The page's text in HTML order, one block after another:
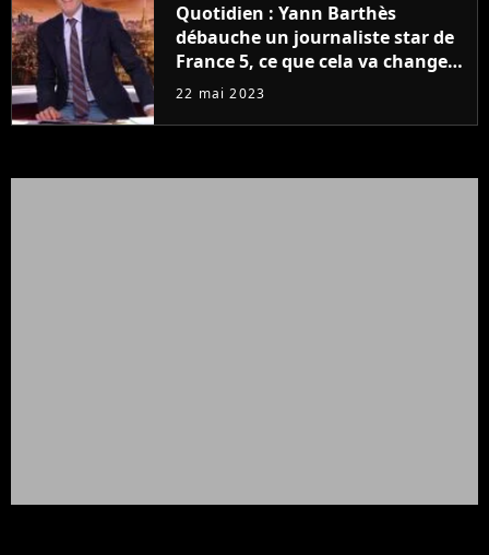
Quotidien : Yann Barthès
débauche un journaliste star de
France 5, ce que cela va changer
à la rentrée
22 mai 2023